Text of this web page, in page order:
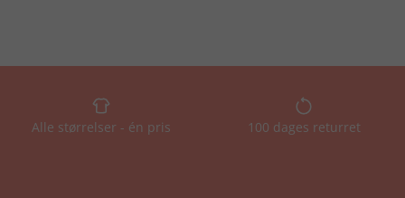
Alle størrelser - én pris 100 dages returret